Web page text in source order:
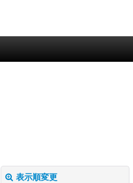
表示順変更